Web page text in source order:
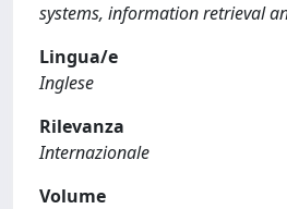
systems, information retrieval
Lingua/e
Inglese
Rilevanza
Internazionale
Volume